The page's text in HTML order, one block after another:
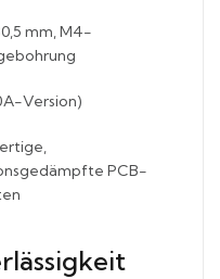
mm, M4-
Version)
PCB-